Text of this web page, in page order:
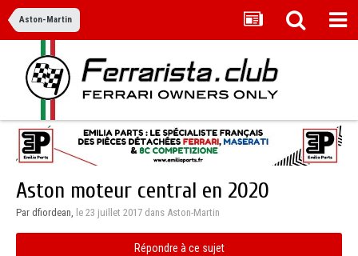
Aston-Martin
Aston moteur central en 2020
Par dfiordean, le 23 juillet 2017 dans Aston-Martin
Répondre à ce sujet